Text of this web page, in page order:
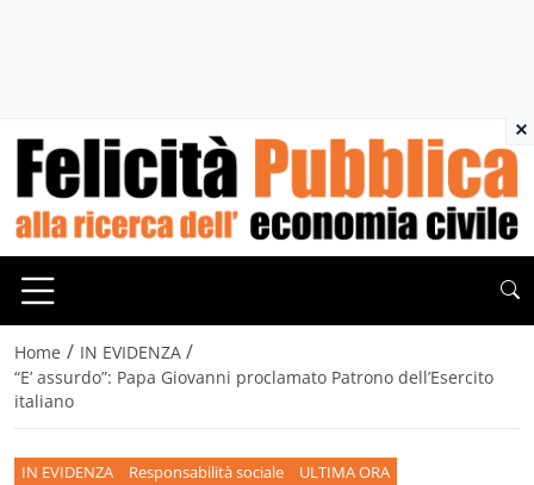
Home / IN EVIDENZA /
“E’ assurdo”: Papa Giovanni proclamato Patrono dell’Esercito
italiano
IN EVIDENZA Responsabilità sociale ULTIMA ORA
×